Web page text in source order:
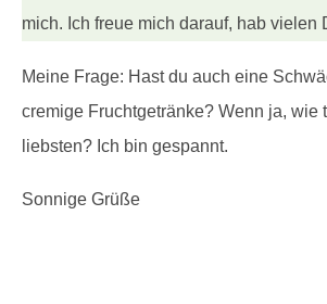
mich. Ich freue mich darauf, hab vielen
Meine Frage: Hast du auch eine
cremige Fruchtgetränke? Wenn ja, wie
liebsten? Ich bin gespannt.
Sonnige Grüße